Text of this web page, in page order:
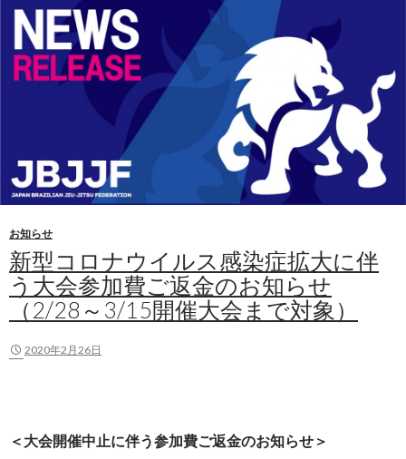
お知らせ
新型コロナウイルス感染症拡大に伴
う大会参加費ご返金のお知らせ
（2/28～3/15開催大会まで対象）
2020年2月26日
＜大会開催中止に伴う参加費ご返金のお知らせ＞